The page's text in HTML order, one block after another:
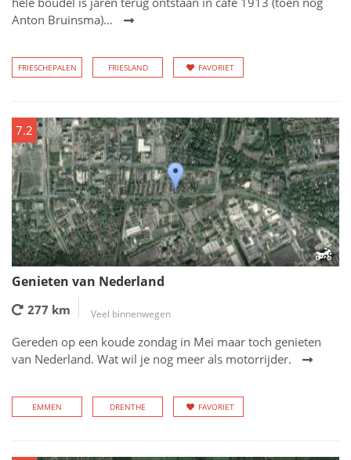
Anton Bruinsma)...
FRIESCHEPALEN FRIESLAND FAVORIET
7.2
Genieten van Nederland
277 km Veel binnenwegen
Gereden op een koude zondag in Mei maar toch genieten
van Nederland. Wat wil je nog meer als motorrijder.
EMMEN DRENTHE FAVORIET